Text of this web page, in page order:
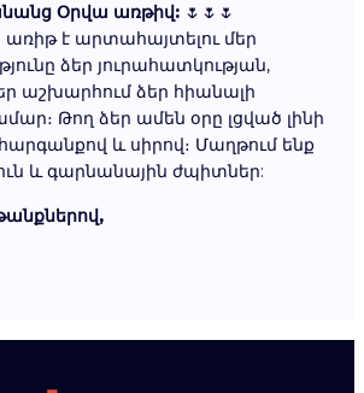
Օրվա առթիվ: 🌷🌷🌷
առիթ է արտահայտելու մեր
ձեր յուրահատկության,
աշխարհում ձեր հիանալի
Թող ձեր ամեն օրը լցված լինի
և սիրով։ Մաղթում ենք
և գարնանային ժպիտներ: